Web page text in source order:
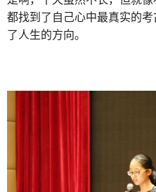
都找到了自己心中最真实的
了人生的方向。